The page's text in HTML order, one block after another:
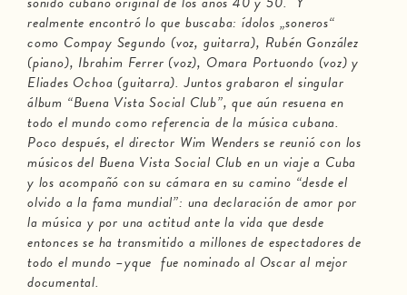
realmente encontró lo que buscaba: ídolos „soneros“
como Compay Segundo (voz, guitarra), Rubén González
(piano), Ibrahim Ferrer (voz), Omara Portuondo (voz) y
Eliades Ochoa (guitarra). Juntos grabaron el singular
álbum “Buena Vista Social Club”, que aún resuena en
todo el mundo como referencia de la música cubana.
Poco después, el director Wim Wenders se reunió con los
músicos del Buena Vista Social Club en un viaje a Cuba
y los acompañó con su cámara en su camino “desde el
olvido a la fama mundial”: una declaración de amor por
la música y por una actitud ante la vida que desde
entonces se ha transmitido a millones de espectadores de
todo el mundo –yque fue nominado al Oscar al mejor
documental.